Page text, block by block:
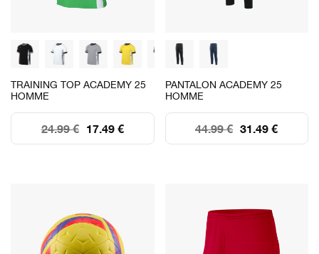
TRAINING TOP ACADEMY 25
HOMME
17.49 €
24.99 €
PANTALON ACADEMY 25
HOMME
31.49 €
44.99 €